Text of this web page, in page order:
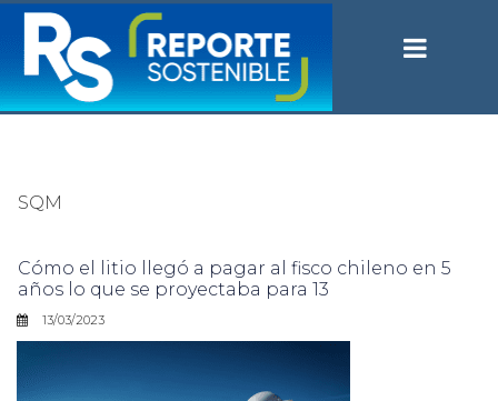
SQM
Cómo el litio llegó a pagar al fisco chileno en 5
años lo que se proyectaba para 13
13/03/2023